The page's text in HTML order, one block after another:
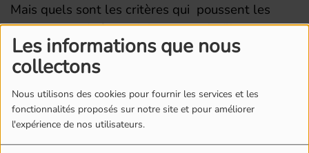
Les informations que nous
collectons
Nous utilisons des cookies pour fournir les services et les
fonctionnalités proposés sur notre site et pour améliorer
l'expérience de nos utilisateurs.
Mais quels sont les critères qui poussent les
joueurs actuels à ouvrir leur portefeuille
Il y aura également la rubrique "Michto / pas